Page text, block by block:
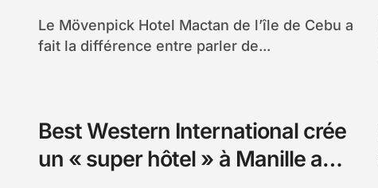
Le Mövenpick Hotel Mactan de l’île de Cebu a
fait la différence entre parler de...
Best Western International crée
un « super hôtel » à Manille aux